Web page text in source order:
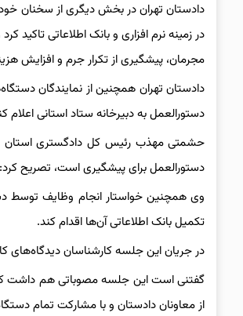
دادستان تهران در بخش دیگری از سخنان
در زمینه نرم افزاری و بانک اطلاعاتی
مجرمان، پیشگیری از تکرار جرم و افزایش
دادستان تهران همچنین از نمایندگان
دستورالعمل به دبیرخانه ستاد استانی اعلام
حشمتی مهذب رئیس کل دادگستری استان
دستورالعمل برای پیشگیری است، تصریح
وی همچنین خواستار انجام وظایف توسط
تکمیل بانک اطلاعاتی آن‌ها اقدام کند.
در جریان این جلسه کارشناسان دیدگاه‌های
گفتنی است این جلسه مصوباتی هم داشت که
از معاونان دادستان و با مشارکت تمام